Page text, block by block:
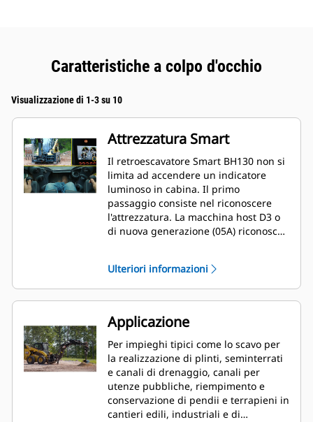
Caratteristiche a colpo d'occhio
Visualizzazione di 1-3 su 10
Attrezzatura Smart
Il retroescavatore Smart BH130 non si
limita ad accendere un indicatore
luminoso in cabina. Il primo
passaggio consiste nel riconoscere
l'attrezzatura. La macchina host D3 o
di nuova generazione (05A) riconosce
dedicato per consentire la selezione di
opzioni per il BH130. Come
attrezzatura intelligente, il BH130
consente la modifica della
configurazione. I joystick della
macchina esistenti vengono riadattati
per eseguire funzioni
sull'attrezzatura.
Ulteriori informazioni
Applicazione
Per impieghi tipici come lo scavo per
la realizzazione di plinti, seminterrati
e canali di drenaggio, canali per
utenze pubbliche, riempimento e
conservazione di pendii e terrapieni in
cantieri edili, industriali e di